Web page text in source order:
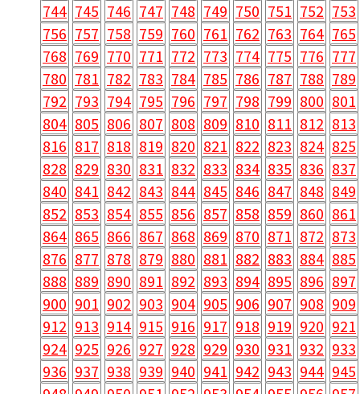
744 745 746 747 748 749 750 751 752 753
756 757 758 759 760 761 762 763 764 765
768 769 770 771 772 773 774 775 776 777
780 781 782 783 784 785 786 787 788 789
792 793 794 795 796 797 798 799 800 801
804 805 806 807 808 809 810 811 812 813
816 817 818 819 820 821 822 823 824 825
828 829 830 831 832 833 834 835 836 837
840 841 842 843 844 845 846 847 848 849
852 853 854 855 856 857 858 859 860 861
864 865 866 867 868 869 870 871 872 873
876 877 878 879 880 881 882 883 884 885
888 889 890 891 892 893 894 895 896 897
900 901 902 903 904 905 906 907 908 909
912 913 914 915 916 917 918 919 920 921
924 925 926 927 928 929 930 931 932 933
936 937 938 939 940 941 942 943 944 945